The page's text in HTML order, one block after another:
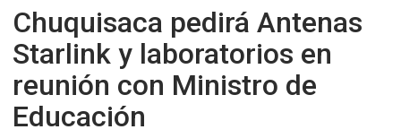
Chuquisaca pedirá Antenas
Starlink y laboratorios en
reunión con Ministro de
Educación